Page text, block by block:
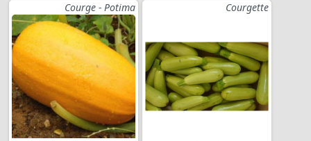
Courge - Potima
Courgette